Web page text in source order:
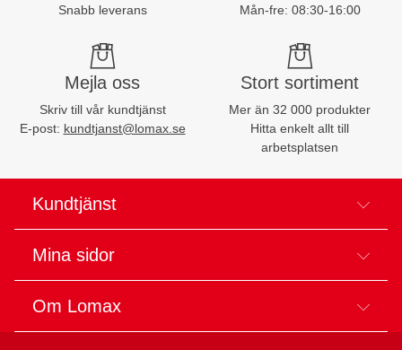
Snabb leverans
Mån-fre: 08:30-16:00
Mejla oss
Skriv till vår kundtjänst
E-post: kundtjanst@lomax.se
Stort sortiment
Mer än 32 000 produkter
Hitta enkelt allt till
arbetsplatsen
Kundtjänst
Mina sidor
Om Lomax